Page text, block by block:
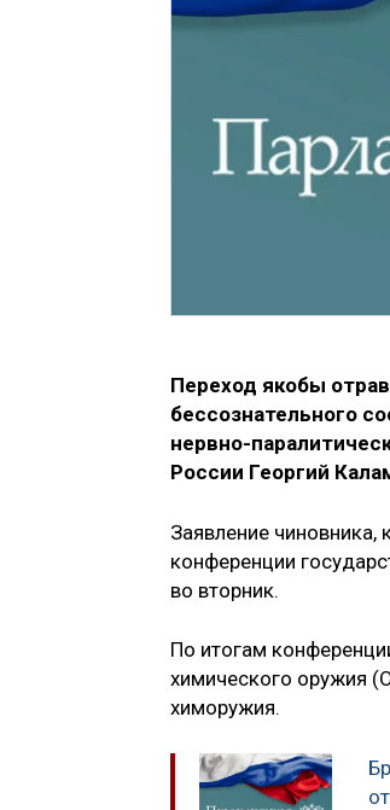
Переход якобы
бессознательного
нервно-
России Георгий
Заявление чиновника,
конференции
во вторник.
По итогам
химического оружия
химоружия.